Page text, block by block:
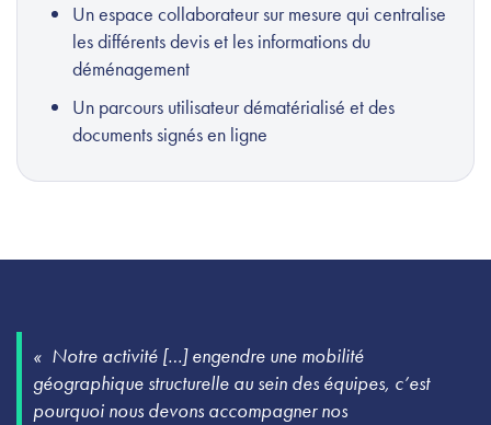
Un espace collaborateur sur mesure qui centralise
les différents devis et les informations du
déménagement
Un parcours utilisateur dématérialisé et des
documents signés en ligne
Notre activité […] engendre une mobilité
géographique structurelle au sein des équipes, c’est
pourquoi nous devons accompagner nos